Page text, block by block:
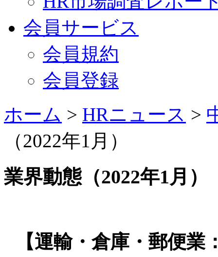
会員サービス
会員規約
会員登録
ホーム > HRニュース >
（2022年1月）
業界動態（2022年1月）
【運輸・倉庫・郵便業